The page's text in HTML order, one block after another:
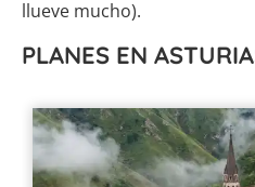
llueve mucho).
PLANES EN